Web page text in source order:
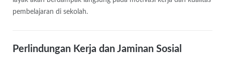
pembelajaran di sekolah.
Perlindungan Kerja dan Jaminan Sosial